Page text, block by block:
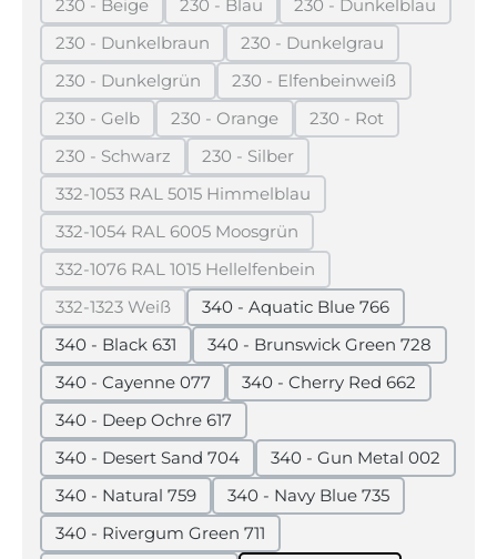
230 - Beige
(Diese Option ist zurzeit nicht verfügbar.)
230 - Blau
(Diese Option ist zurzeit nicht
230 - Dunkelblau
(Diese Option ist
230 - Dunkelbraun
(Diese Option ist zurzeit nicht verfügbar.)
230 - Dunkelgrau
(Diese Option ist zurzeit
230 - Dunkelgrün
(Diese Option ist zurzeit nicht verfügbar.)
230 - Elfenbeinweiß
(Diese Option ist zurzeit
230 - Gelb
(Diese Option ist zurzeit nicht verfügbar.)
230 - Orange
(Diese Option ist zurzeit nicht
230 - Rot
(Diese Option ist
230 - Schwarz
(Diese Option ist zurzeit nicht verfügbar.)
230 - Silber
(Diese Option ist zurzeit nicht
332-1053 RAL 5015 Himmelblau
(Diese Option ist zurzeit nicht verfügbar.)
332-1054 RAL 6005 Moosgrün
(Diese Option ist zurzeit nicht verfügbar.)
332-1076 RAL 1015 Hellelfenbein
(Diese Option ist zurzeit nicht verfügbar.)
332-1323 Weiß
(Diese Option ist zurzeit nicht verfügbar.)
340 - Aquatic Blue 766
340 - Black 631
340 - Brunswick Green 728
340 - Cayenne 077
340 - Cherry Red 662
340 - Deep Ochre 617
340 - Desert Sand 704
340 - Gun Metal 002
340 - Natural 759
340 - Navy Blue 735
340 - Rivergum Green 711